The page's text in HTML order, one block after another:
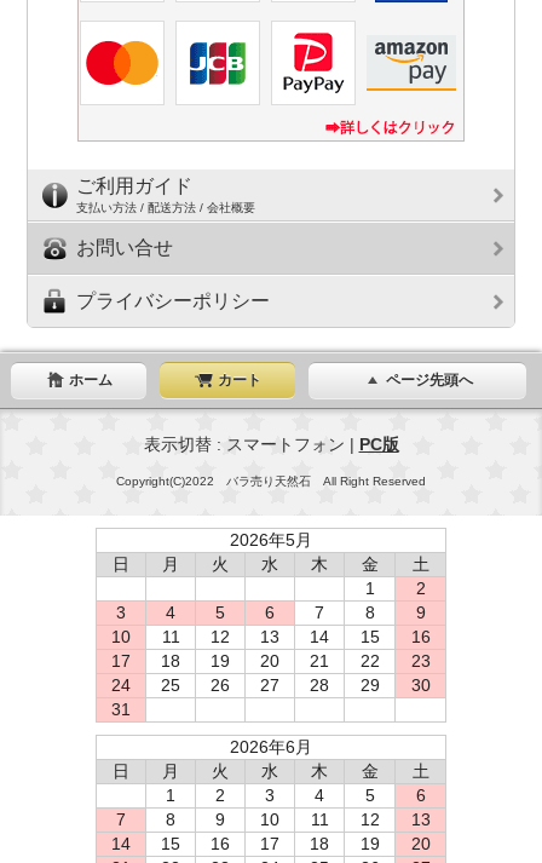
ご利用ガイド
支払い方法 / 配送方法 / 会社概要
お問い合せ
プライバシーポリシー
ホーム カート ページ先頭へ
表示切替 : スマートフォン | PC版
Copyright(C)2022 バラ売り天然石 All Right Reserved
2026年5月
日
月 火 水 木 金
土
1
2
3
4 5 6 7 8
9
10
11 12 13 14 15
16
17
18 19 20 21 22
23
24
25 26 27 28 29
30
31
2026年6月
日
月 火 水 木 金
土
1
2 3 4 5
6
7
8 9 10 11 12
13
14
15 16 17 18 19
20